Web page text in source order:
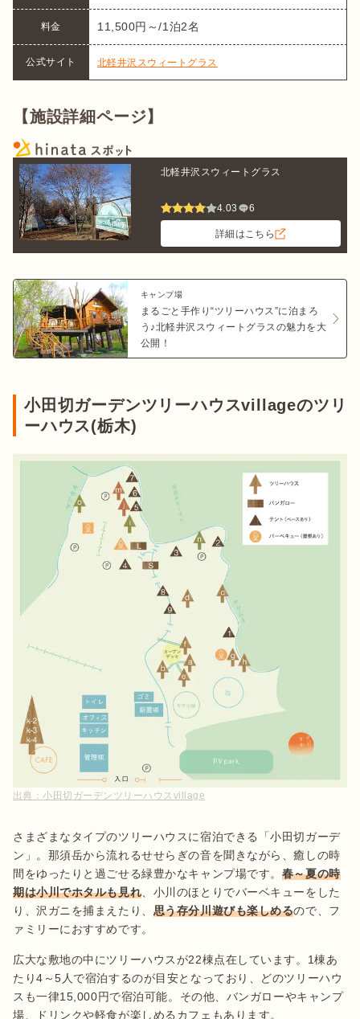
料金 11,500円～/1泊2名
公式サイト 北軽井沢スウィートグラス
【施設詳細ページ】
北軽井沢スウィートグラス
4.03 6
詳細はこちら
キャンプ場
まるごと手作り“ツリーハウス”に泊まろ
う♪北軽井沢スウィートグラスの魅力を大
公開！
小田切ガーデンツリーハウスvillageのツリ
ーハウス(栃木)
出典： 小田切ガーデンツリーハウスvillage
さまざまなタイプのツリーハウスに宿泊できる「小田切ガーデ
ン」。那須岳から流れるせせらぎの音を聞きながら、癒しの時
間をゆったりと過ごせる緑豊かなキャンプ場です。 春～夏の時
期は小川でホタルも見れ、小川のほとりでバーベキューをした
り、沢ガニを捕まえたり、 思う存分川遊びも楽しめるので、フ
ァミリーにおすすめです。
広大な敷地の中にツリーハウスが22棟点在しています。1棟あ
たり4～5人で宿泊するのが目安となっており、どのツリーハウ
スも一律15,000円で宿泊可能。その他、バンガローやキャンプ
場、ドリンクや軽食が楽しめるカフェもあります。